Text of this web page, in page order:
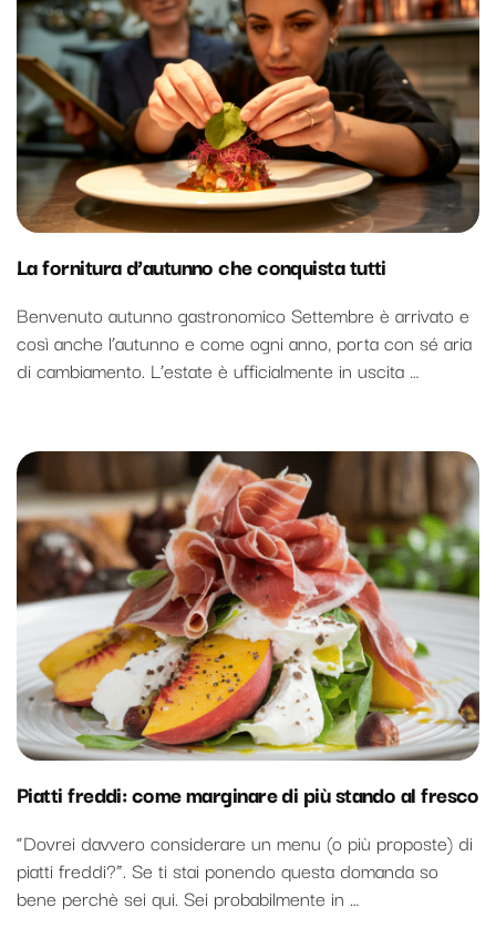
La fornitura d’autunno che conquista tutti
Benvenuto autunno gastronomico Settembre è arrivato e
così anche l’autunno e come ogni anno, porta con sé aria
di cambiamento. L’estate è ufficialmente in uscita …
Piatti freddi: come marginare di più stando al fresco
“Dovrei davvero considerare un menu (o più proposte) di
piatti freddi?”. Se ti stai ponendo questa domanda so
bene perchè sei qui. Sei probabilmente in …